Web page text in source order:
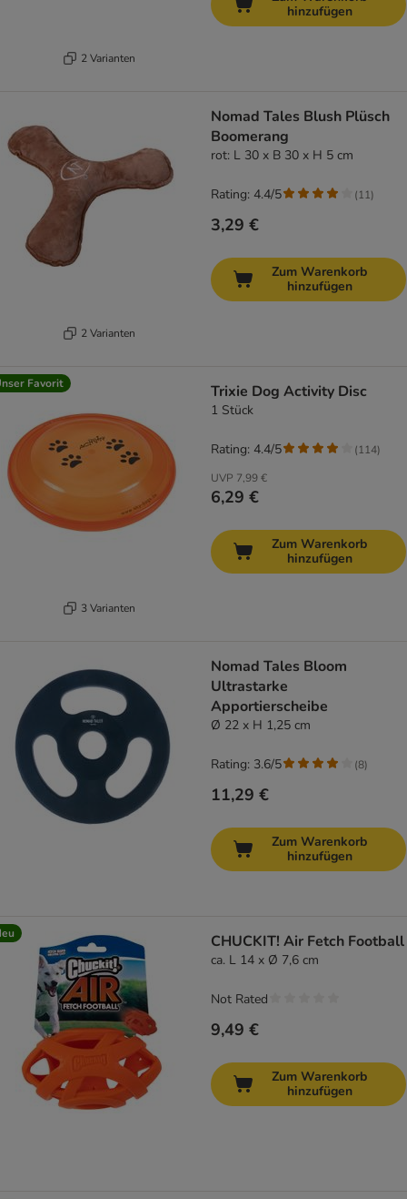
2 Varianten
hinzufügen
2 Varianten
Nomad Tales Blush Plüsch
Boomerang
rot: L 30 x B 30 x H 5 cm
3,29 €
Rating: 4.4/5 (11)
Zum Warenkorb
hinzufügen
Favorit
3 Varianten
Trixie Dog Activity Disc
1 Stück
UVP 7,99 €
6,29 €
Rating: 4.4/5 (114)
Zum Warenkorb
hinzufügen
Nomad Tales Bloom
Ultrastarke
Apportierscheibe
Ø 22 x H 1,25 cm
11,29 €
Rating: 3.6/5 (8)
Zum Warenkorb
hinzufügen
CHUCKIT! Air Fetch Football
ca. L 14 x Ø 7,6 cm
9,49 €
Not Rated
Zum Warenkorb
hinzufügen